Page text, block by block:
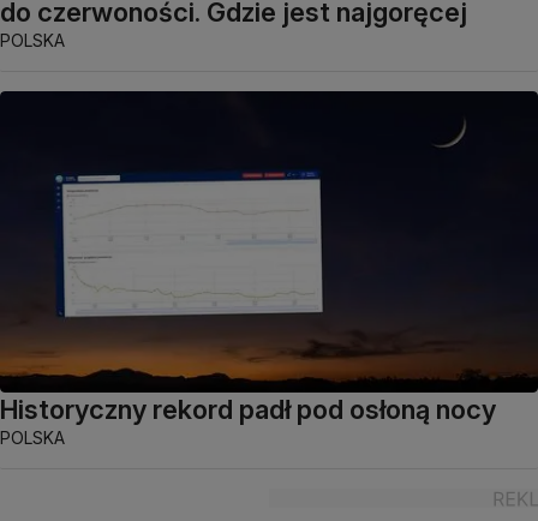
do czerwoności. Gdzie jest najgoręcej
POLSKA
Historyczny rekord padł pod osłoną nocy
POLSKA